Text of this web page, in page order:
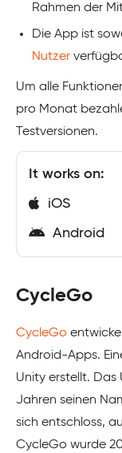
Rahmen der
Die App ist
Nutzer
Um alle
pro Monat
Testversionen.
It works on:
iOS
Android
CycleGo
CycleGo
Android-Apps.
Unity erstellt.
Jahren seinen
sich entschloss,
CycleGo wurde